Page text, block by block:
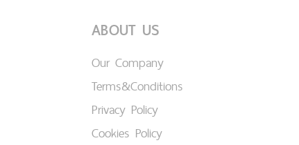
ABOUT US
Our Company
Terms&Conditions
Privacy Policy
Cookies Policy